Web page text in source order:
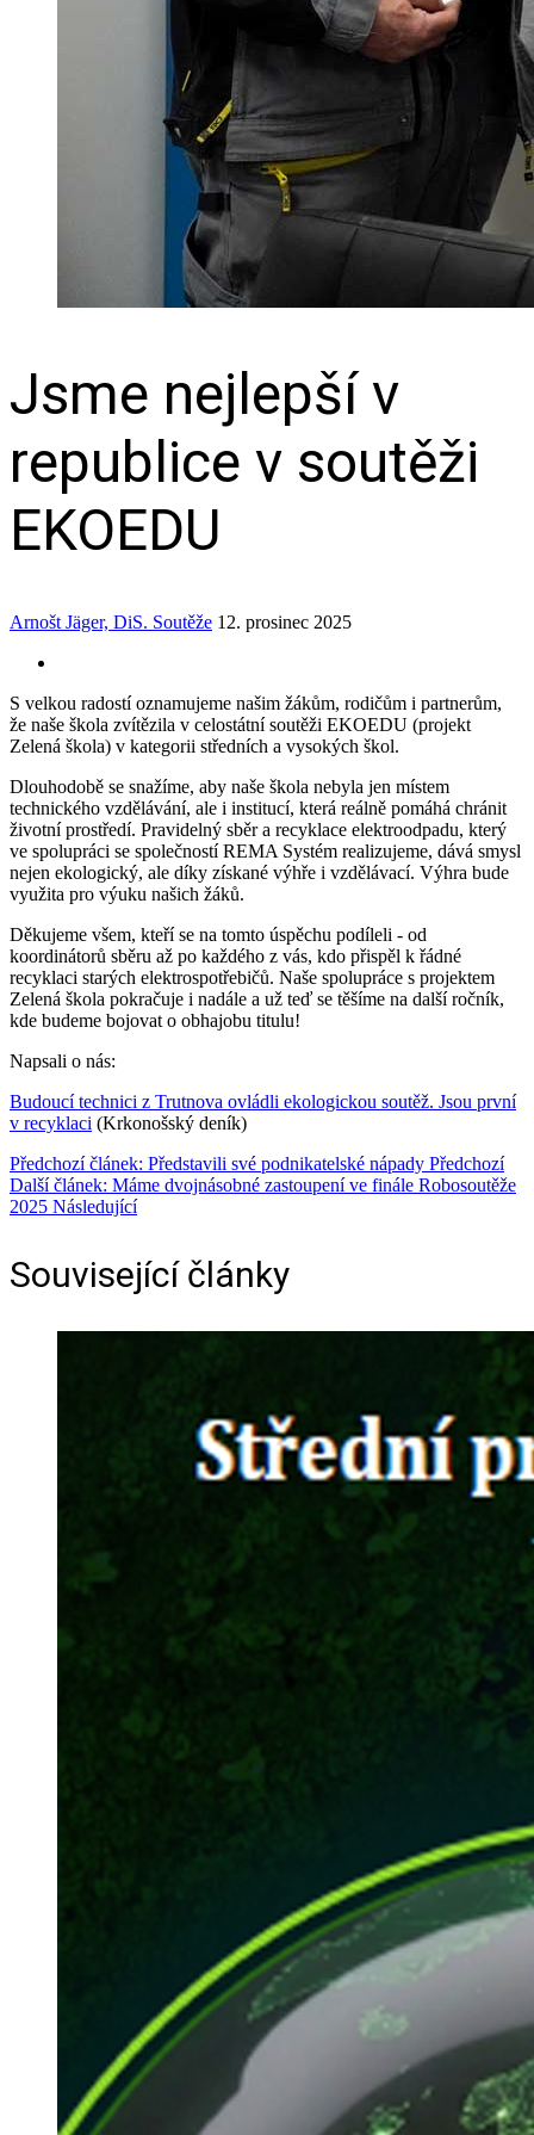
Jsme nejlepší v
republice v soutěži
EKOEDU
Arnošt Jäger, DiS. Soutěže 12. prosinec 2025
S velkou radostí oznamujeme našim žákům, rodičům i partnerům,
že naše škola zvítězila v celostátní soutěži EKOEDU (projekt
Zelená škola) v kategorii středních a vysokých škol.
Dlouhodobě se snažíme, aby naše škola nebyla jen místem
technického vzdělávání, ale i institucí, která reálně pomáhá chránit
životní prostředí. Pravidelný sběr a recyklace elektroodpadu, který
ve spolupráci se společností REMA Systém realizujeme, dává smysl
nejen ekologický, ale díky získané výhře i vzdělávací. Výhra bude
využita pro výuku našich žáků.
Děkujeme všem, kteří se na tomto úspěchu podíleli ‑ od
koordinátorů sběru až po každého z vás, kdo přispěl k řádné
recyklaci starých elektrospotřebičů. Naše spolupráce s projektem
Zelená škola pokračuje i nadále a už teď se těšíme na další ročník,
kde budeme bojovat o obhajobu titulu!
Napsali o nás:
Budoucí technici z Trutnova ovládli ekologickou soutěž. Jsou první
v recyklaci (Krkonošský deník)
Předchozí článek: Představili své podnikatelské nápady Předchozí
Další článek: Máme dvojnásobné zastoupení ve finále Robosoutěže
2025 Následující
Související články